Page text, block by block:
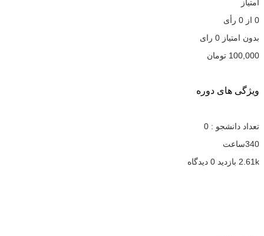
امتیاز
0 از 0 رأی
بدون امتیاز 0 رای
100,000 تومان
ویژگی های دوره
تعداد دانشجو : 0
340ساعت
2.61k بازدید